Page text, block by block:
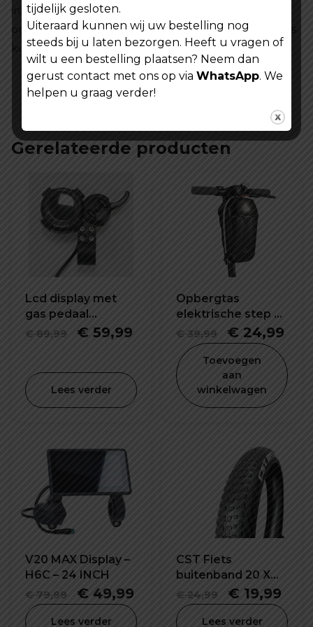
informatie over uw rit, accuverbruik en
ondersteuningsniveau, waardoor u veilig en zorgeloos
kunt blijven fietsen.
Gerelateerde producten
Lcd display met
gas pedaal
elektrische step
€89,99
Oorspronkelijke
was:
€ 89,99.
€ 59,99 Huidige
is:
€ 59,99.
Lees verder
Opbergtas
elektrische step 5L
waterdicht en
schokbestendig
€39,99
was:
€ 39,99.
€ 24,99
is:
€
Toevoegen
aan
winkelwagen
V20 MAX Display –
H6C – 24 INCH
€79,99
Oorspronkelijke
prijs
€ 49,99 Huidige
prijs
Lees verder
CST Fiets
buitenband 20 X
2.40 inch
€24,99
prijs
€ 19,99
prijs
Lees verder
tijdelijk gesloten.
Uiteraard kunnen wij uw bestelling nog
steeds bij u laten bezorgen. Heeft u vragen of
wilt u een bestelling plaatsen? Neem dan
gerust contact met ons op via WhatsApp. We
helpen u graag verder!